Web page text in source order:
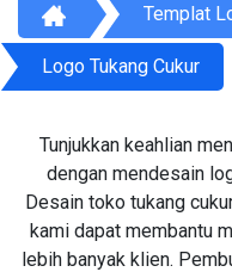
Templat
Logo Tukang Cukur
Tunjukkan keahlian
dengan mendesain
Desain toko tukang
kami dapat membantu
lebih banyak klien.